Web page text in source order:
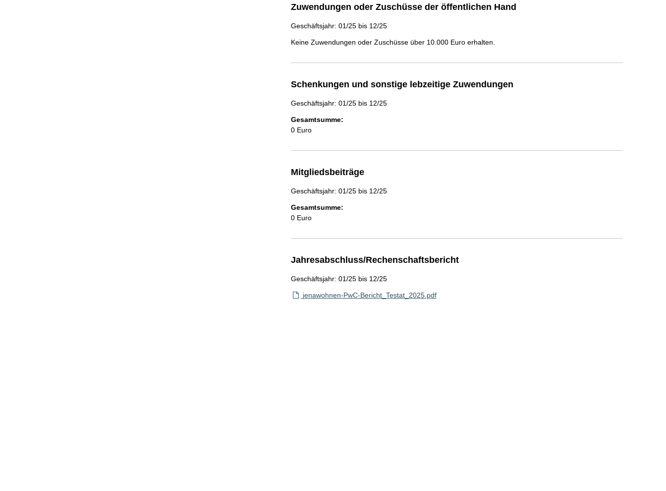
Zuwendungen oder Zuschüsse der öffentlichen Hand
Geschäftsjahr: 01/25 bis 12/25
Keine Zuwendungen oder Zuschüsse über 10.000 Euro erhalten.
Schenkungen und sonstige lebzeitige Zuwendungen
Geschäftsjahr: 01/25 bis 12/25
Gesamtsumme:
0 Euro
Mitgliedsbeiträge
Geschäftsjahr: 01/25 bis 12/25
Gesamtsumme:
0 Euro
Jahresabschluss/Rechenschaftsbericht
Geschäftsjahr: 01/25 bis 12/25
jenawohnen-PwC-Bericht_Testat_2025.pdf